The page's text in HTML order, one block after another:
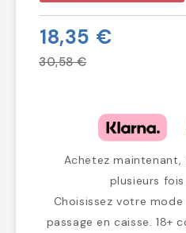
18,35 €
30,58 €
Achetez maintenant,
plusieurs
Choisissez votre
passage en caisse. 18+